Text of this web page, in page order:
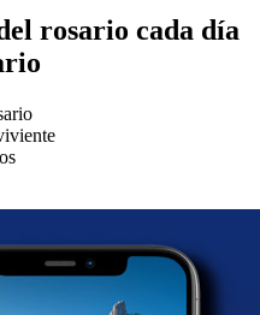
rosario cada día